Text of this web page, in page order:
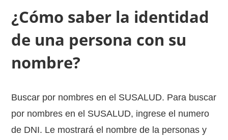
¿Cómo saber la identidad
de una persona con su
nombre?
Buscar por nombres en el SUSALUD. Para buscar
por nombres en el SUSALUD, ingrese el numero
de DNI. Le mostrará el nombre de la personas y